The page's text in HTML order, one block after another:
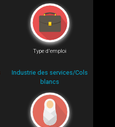
Type d'emploi
Industrie des services/Cols
blancs